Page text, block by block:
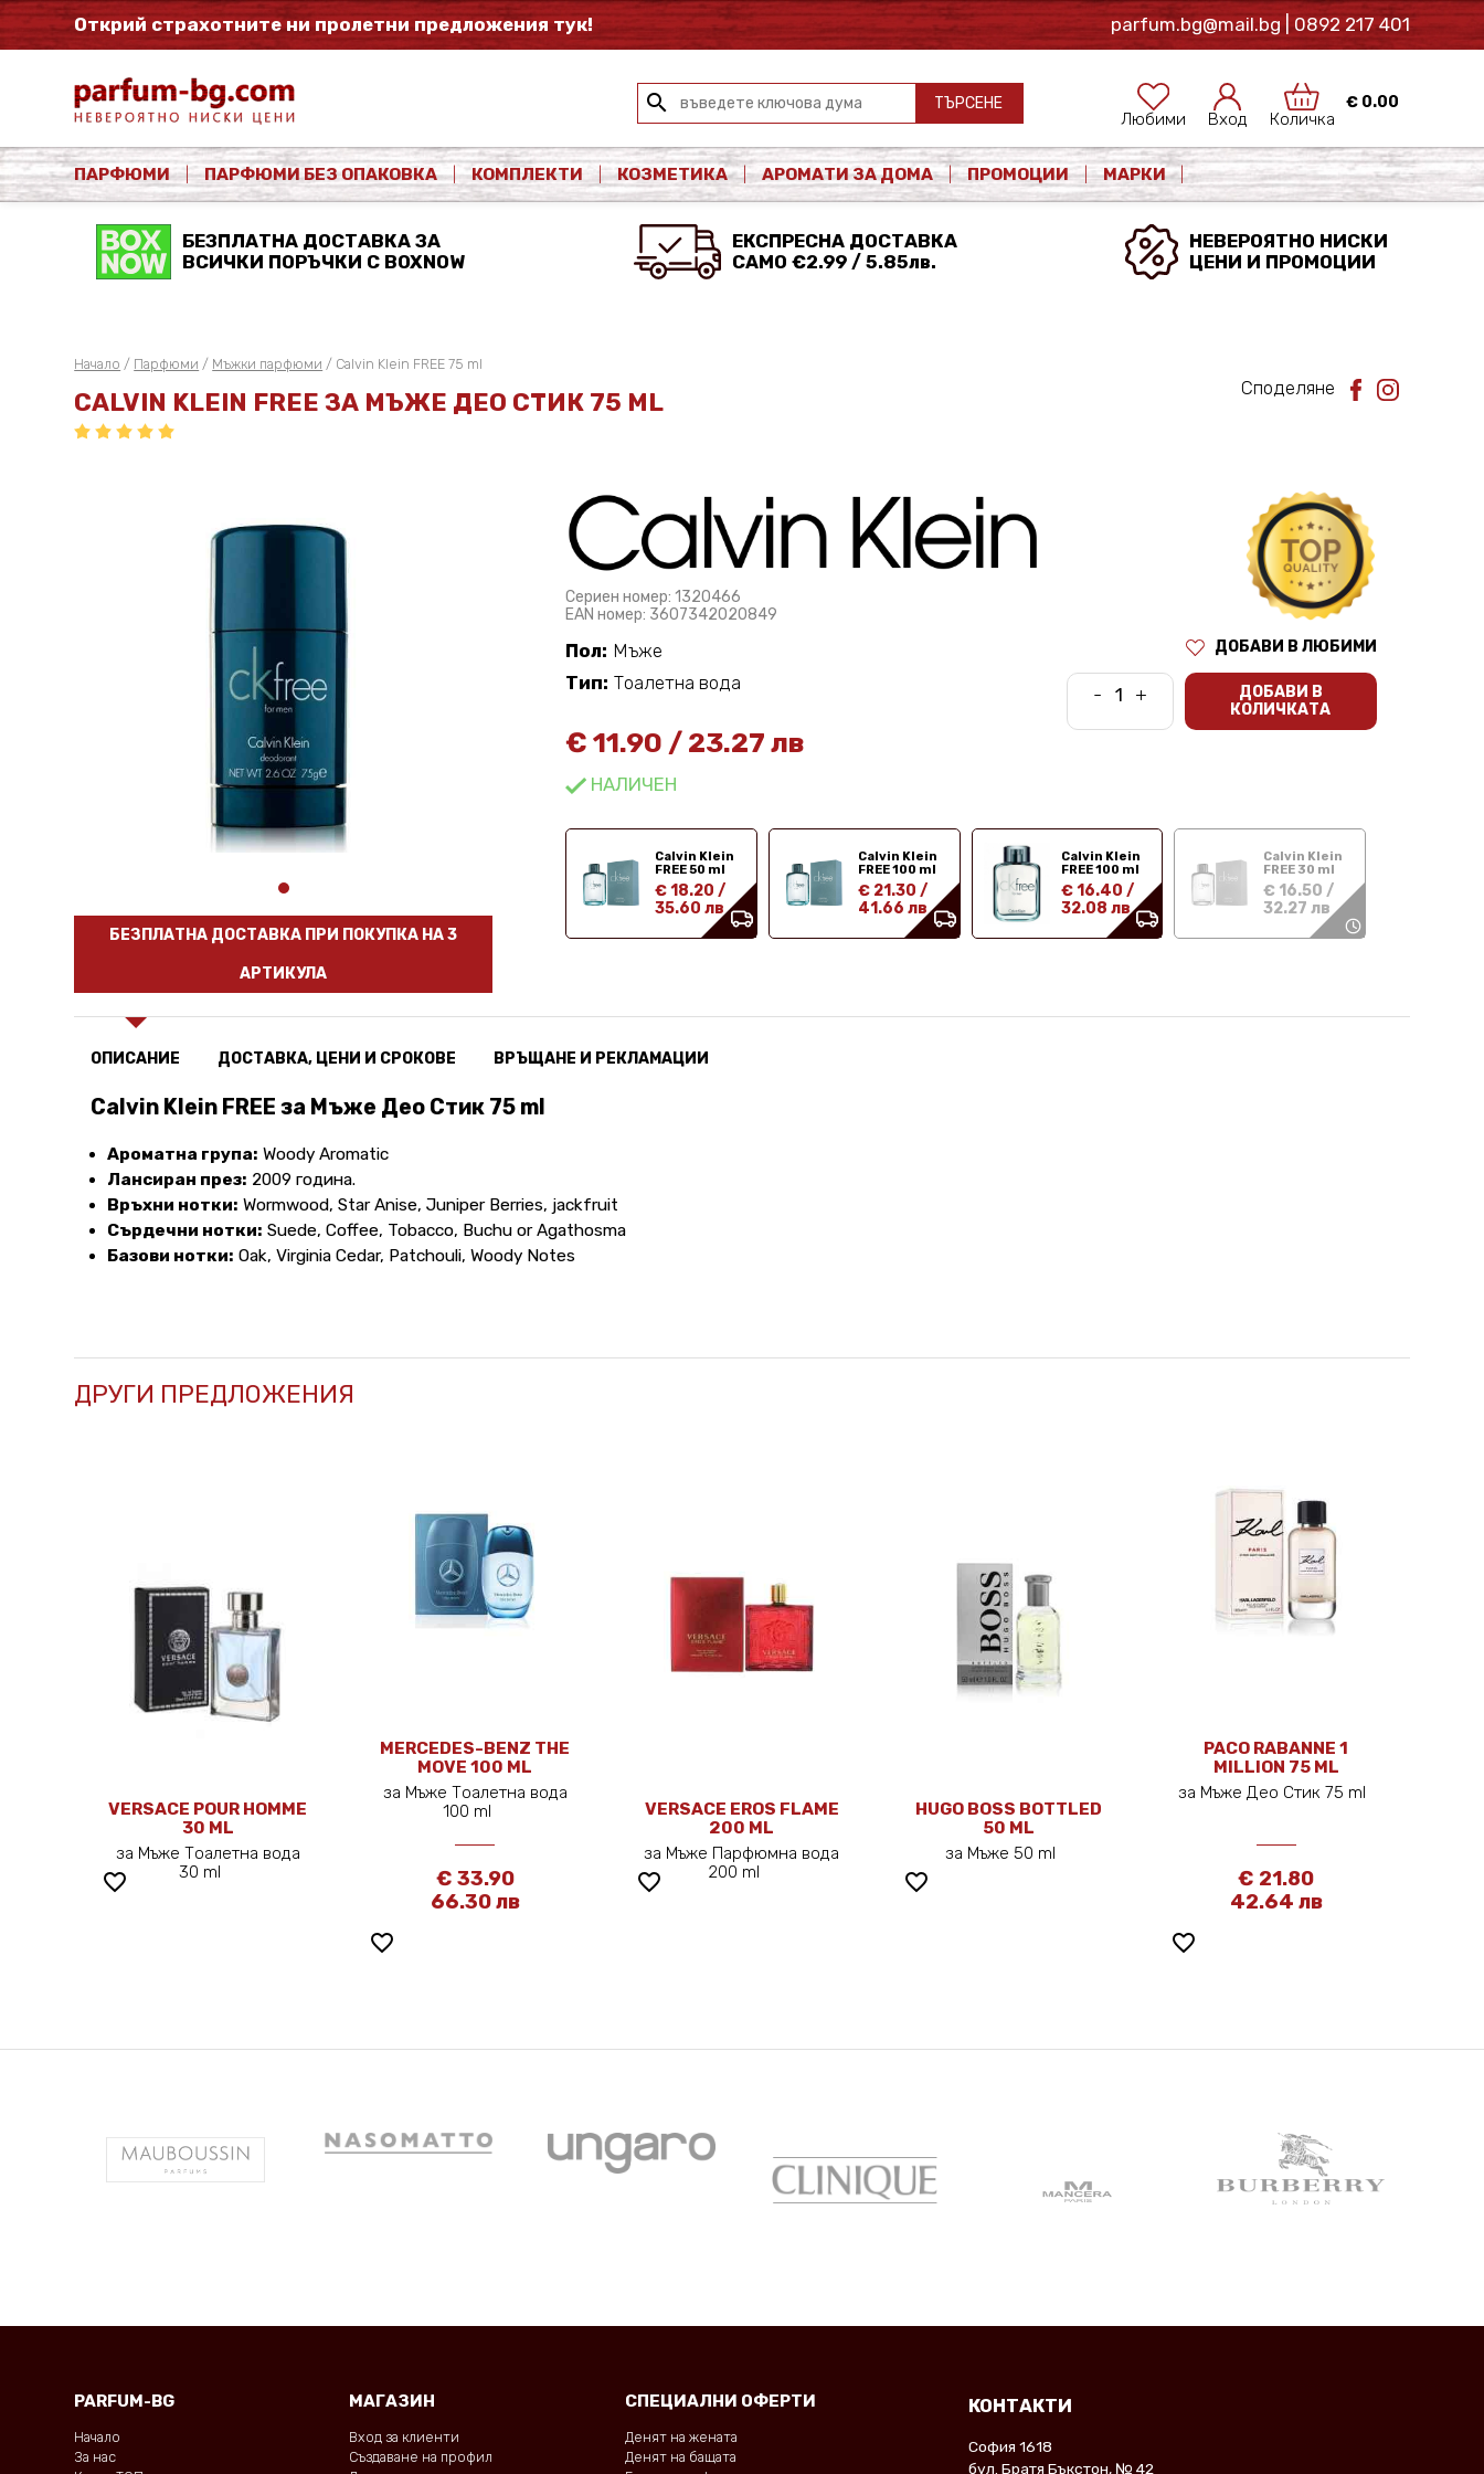
Открий страхотните ни пролетни предложения тук! parfum.bg@mail.bg| 0892 217 401
Количка
€ 0.00
Вход
Любими
search ТЪРСЕНЕ
ПАРФЮМИ ПАРФЮМИ БЕЗ ОПАКОВКА КОМПЛЕКТИ КОЗМЕТИКА АРОМАТИ ЗА ДОМА ПРОМОЦИИ МАРКИ
БЕЗПЛАТНА ДОСТАВКА ЗА
ВСИЧКИ ПОРЪЧКИ С BOXNOW
ЕКСПРЕСНА ДОСТАВКА
САМО €2.99 / 5.85лв.
НЕВЕРОЯТНО НИСКИ
ЦЕНИ И ПРОМОЦИИ
Начало / Парфюми / Мъжки парфюми / Calvin Klein FREE 75 ml
CALVIN KLEIN FREE ЗА МЪЖЕ ДЕО СТИК 75 ML Споделяне
БЕЗПЛАТНА ДОСТАВКА ПРИ ПОКУПКА НА 3
АРТИКУЛА
Сериен номер: 1320466
EAN номер: 3607342020849
Пол: Мъже
Тип: Тоалетна вода
€11.90 / 23.27 лв
НАЛИЧЕН
ДОБАВИ В ЛЮБИМИ
- +
ДОБАВИ В
КОЛИЧКАТА
Calvin Klein
FREE 50 ml
€ 18.20 /
35.60 лв
Calvin Klein
FREE 100 ml
€ 21.30 /
41.66 лв
Calvin Klein
FREE 100 ml
€ 16.40 /
32.08 лв
Calvin Klein
FREE 30 ml
€ 16.50 /
32.27 лв
ОПИСАНИЕ ДОСТАВКА, ЦЕНИ И СРОКОВЕ ВРЪЩАНЕ И РЕКЛАМАЦИИ
Calvin Klein FREE за Мъже Део Стик 75 ml
Ароматна група: Woody Aromatic
Лансиран през: 2009 година.
Връхни нотки: Wormwood, Star Anise, Juniper Berries, jackfruit
Сърдечни нотки: Suede, Coffee, Tobacco, Buchu or Agathosma
Базови нотки: Oak, Virginia Cedar, Patchouli, Woody Notes
ДРУГИ ПРЕДЛОЖЕНИЯ
favorite_border
VERSACE POUR HOMME
30 ML
за Мъже Тоалетна вода
30 ml
favorite_border
MERCEDES-BENZ THE
MOVE 100 ML
за Мъже Тоалетна вода
100 ml
€ 33.90
66.30 лв
favorite_border
VERSACE EROS FLAME
200 ML
за Мъже Парфюмна вода
200 ml
favorite_border
HUGO BOSS BOTTLED
50 ML
за Мъже 50 ml
favorite_border
PACO RABANNE 1
MILLION 75 ML
за Мъже Део Стик 75 ml
€ 21.80
42.64 лв
PARFUM-BG
Начало
За нас
МАГАЗИН
Вход за клиенти
Създаване на профил
СПЕЦИАЛНИ ОФЕРТИ
Денят на жената
Денят на бащата
КОНТАКТИ
София 1618
бул. Братя Бъкстон, № 42